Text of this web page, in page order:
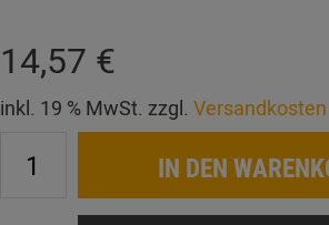
14,57 €
inkl. 19 % MwSt. zzgl. Versandkosten
IN DEN